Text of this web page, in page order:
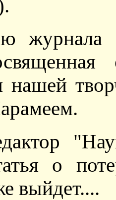
журнала
нашей
о
выйдет....